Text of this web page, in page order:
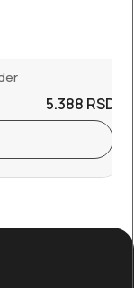
5.388 RSD.